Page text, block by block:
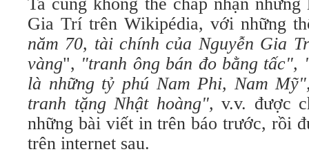
Gia Trí trên Wikipédia, với những
năm 70, tài chính của Nguyễn Gia
vàng", "tranh ông bán đo bằng tấc",
là những tỷ phú Nam Phi, Nam
tranh tặng Nhật hoàng", v.v. được
những bài viết in trên báo trước, rồi
trên internet sau.